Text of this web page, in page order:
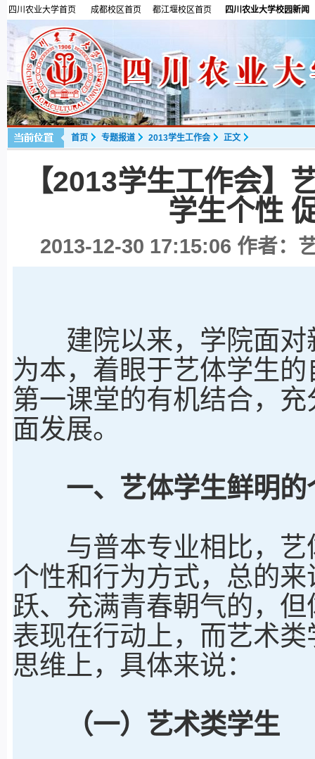
四川农业大学首页 成都校区首页 都江堰校区首页 四川农业大学校园新闻
首页 专题报道 2013学生工作会 正文
【2013学生工作会】
学生个性
2013-12-30 17:15:06 作者：
建院以来，学院面对
为本，着眼于艺体学生
第一课堂的有机结合，
面发展。
一、艺体学生鲜明
与普本专业相比，艺
个性和行为方式，总的
跃、充满青春朝气的，
表现在行动上，而艺术
思维上，具体来说：
（一）艺术类学生